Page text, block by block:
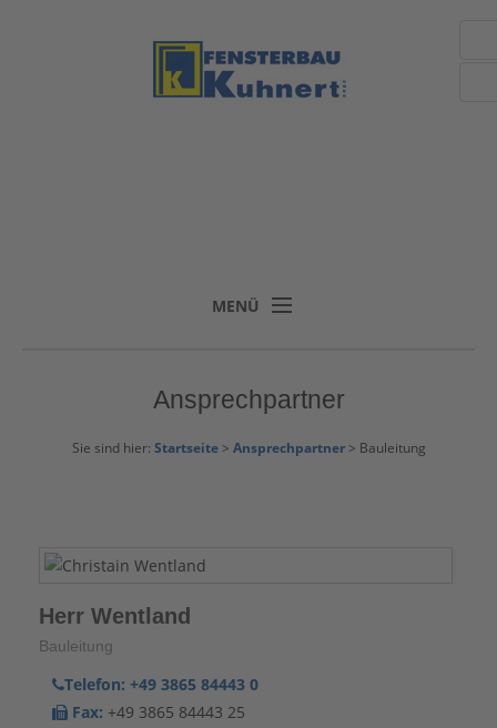
MENÜ
Ansprechpartner
Sie sind hier: Startseite> Ansprechpartner> Bauleitung
Herr Wentland
Bauleitung
Telefon: +49 3865 84443 0
Fax: +49 3865 84443 25